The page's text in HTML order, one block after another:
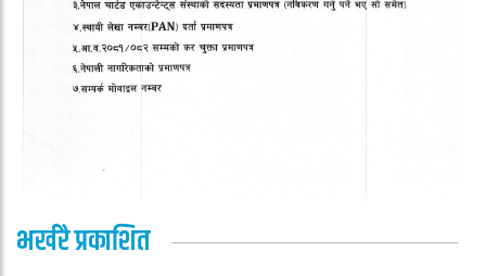
भर्खरै प्रकाशित